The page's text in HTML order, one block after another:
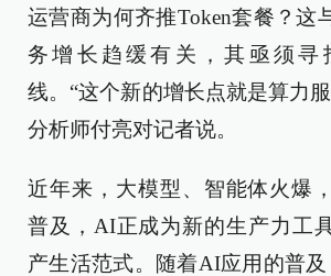
运营商为何齐推Token套餐？这
务增长趋缓有关，其亟须寻
线。“这个新的增长点就是算力
分析师付亮对记者说。
近年来，大模型、智能体火爆
普及，AI正成为新的生产力工
产生活范式。随着AI应用的普及